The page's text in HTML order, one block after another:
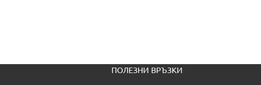
ПОЛЕЗНИ ВРЪЗКИ